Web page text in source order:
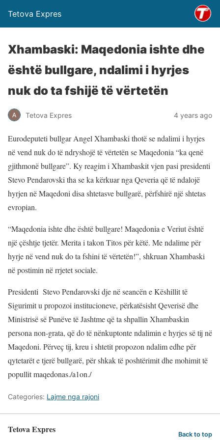
Tetova Expres
Xhambaski: Maqedonia ishte dhe
është bullgare, ndalimi i hyrjes
nuk do ta fshijë të vërtetën
Tetova Expres 4 years ago
Eurodeputeti bullgar Angel Xhambaski thotë se ndalimi i hyrjes
në vend nuk do të ndryshojë të vërtetën se Maqedonia “ka qenë
gjithmonë bullgare”. Ky reagim i Xhambaskit vjen pasi presidenti
Stevo Pendarovski tha se ka kërkuar nga Qeveria që të ndalojë
hyrjen në Maqedoni disa shtetasve bullgarë, përfshirë një shtetas
evropian.
“Maqedonia ishte dhe është bullgare! Maqedonia e Veriut është
një çështje tjetër. Merita i takon Titos për këtë. Me ndalime për
hyrje në vend nuk do ta fshini të vërtetën!”, shkruan Xhambaski
në postimin në rrjetet sociale.
Presidenti Stevo Pendarovski dje në seancën e Këshillit të
Sigurimit u propozoi institucioneve, përkatësisht Qeverisë dhe
Ministrisë së Punëve të Jashtme që ta shpallin Xhambaskin
persona non-grata, që do të nënkuptonte ndalimin e hyrjes së tij në
Maqedoni. Përveç tij, kreu i shtetit propozon ndalim edhe për
qytetarët e tjerë bullgarë, për shkak të poshtërimit dhe mohimit të
popullit maqedonas./a1on./
Categories: Lajme nga rajoni
Tetova Expres Back to top